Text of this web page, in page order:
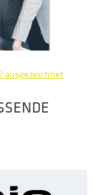
ausgezeichnet